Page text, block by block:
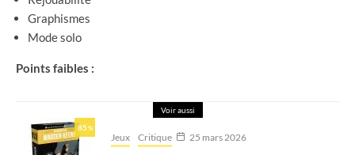
Graphismes
Mode solo
Points faibles :
Voir aussi
85%
Jeux Critique 25 mars 2026